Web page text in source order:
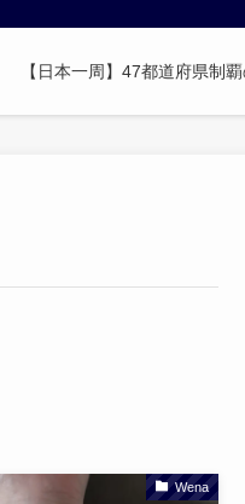
【日本一周】47都道府県制
Wena